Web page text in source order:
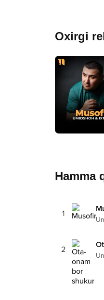
Oxirgi
Hamma
1
2